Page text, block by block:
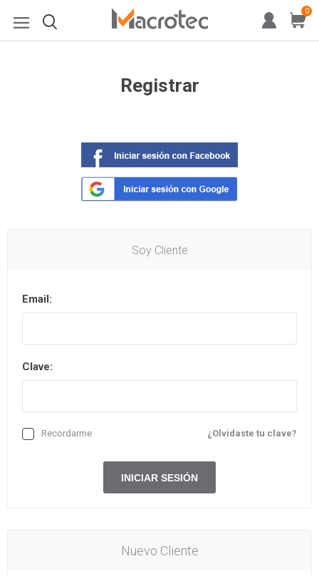
0
Registrar
Soy Cliente
Email:
Clave:
¿Olvidaste tu clave?
Recordarme
Nuevo Cliente